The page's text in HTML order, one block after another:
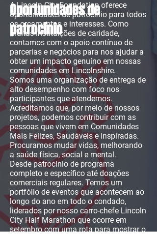
Oportunidades de
patrocínio
A Lincoln City Foundation oferece
oportunidades de patrocínio para todos
os orçamentos e interesses. Como
muitas instituições de caridade,
contamos com o apoio contínuo de
parcerias e negócios para nos ajudar a
obter um impacto genuíno em nossas
comunidades em Lincolnshire.
Somos uma organização de entrega de
alto desempenho com foco nos
participantes que atendemos.
Acreditamos que, por meio de nossos
projetos, podemos contribuir com as
pessoas que vivem em Comunidades
Mais Felizes, Saudáveis e Inspiradas.
Procuramos mudar vidas, melhorando
a saúde física, social e mental.
Desde patrocínio de programa
completo e específico até doações
comerciais regulares. Temos um
portfólio de eventos que acontecem ao
longo do ano em todo o condado,
liderados por nosso carro-chefe Lincoln
City Half Marathon que ocorre em
setembro com uma rota para mostrar o